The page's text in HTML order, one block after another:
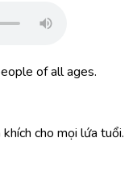
of all ages.
cho mọi lứa tuổi.